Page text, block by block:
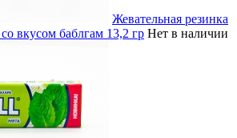
Жевательная резинка
вкусом баблгам 13,2 гр Нет в наличии